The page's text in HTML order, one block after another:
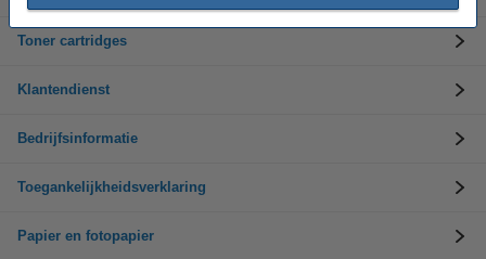
Toner cartridges
Klantendienst
Bedrijfsinformatie
Toegankelijkheidsverklaring
Papier en fotopapier